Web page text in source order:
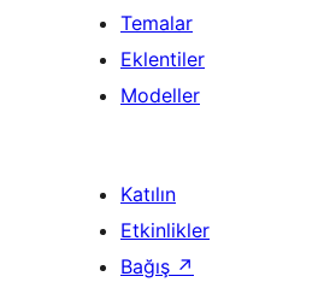
Temalar
Eklentiler
Modeller
Katılın
Etkinlikler
Bağış ↗